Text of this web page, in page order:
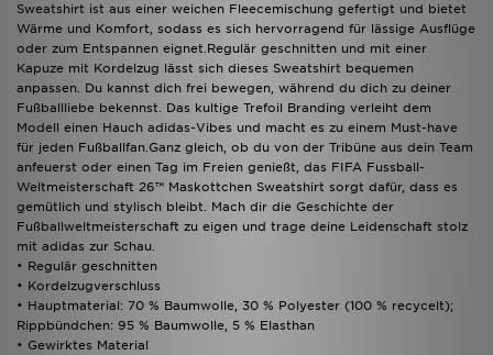
Sweatshirt ist aus einer weichen Fleecemischung gefertigt und bietet
Wärme und Komfort, sodass es sich hervorragend für lässige Ausflüge
oder zum Entspannen eignet.Regulär geschnitten und mit einer
Kapuze mit Kordelzug lässt sich dieses Sweatshirt bequemen
anpassen. Du kannst dich frei bewegen, während du dich zu deiner
Fußballliebe bekennst. Das kultige Trefoil Branding verleiht dem
Modell einen Hauch adidas-Vibes und macht es zu einem Must-have
für jeden Fußballfan.Ganz gleich, ob du von der Tribüne aus dein Team
anfeuerst oder einen Tag im Freien genießt, das FIFA Fussball-
Weltmeisterschaft 26™ Maskottchen Sweatshirt sorgt dafür, dass es
gemütlich und stylisch bleibt. Mach dir die Geschichte der
Fußballweltmeisterschaft zu eigen und trage deine Leidenschaft stolz
mit adidas zur Schau.
• Regulär geschnitten
• Kordelzugverschluss
• Hauptmaterial: 70 % Baumwolle, 30 % Polyester (100 % recycelt);
Rippbündchen: 95 % Baumwolle, 5 % Elasthan
• Gewirktes Material